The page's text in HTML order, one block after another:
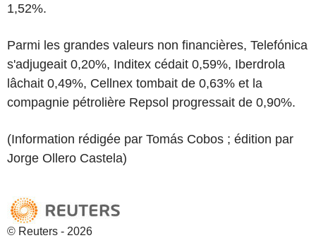
1,52%.
Parmi les grandes valeurs non financières, Telefónica
s'adjugeait 0,20%, Inditex cédait 0,59%, Iberdrola
lâchait 0,49%, Cellnex tombait de 0,63% et la
compagnie pétrolière Repsol progressait de 0,90%.
(Information rédigée par Tomás Cobos ; édition par
Jorge Ollero Castela)
© Reuters - 2026